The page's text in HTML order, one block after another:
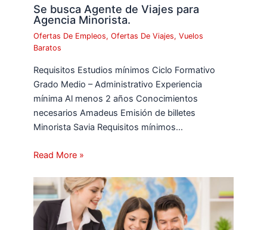
Se busca Agente de Viajes para
Agencia Minorista.
Ofertas De Empleos,Ofertas De Viajes,Vuelos
Baratos
Requisitos Estudios mínimos Ciclo Formativo
Grado Medio – Administrativo Experiencia
mínima Al menos 2 años Conocimientos
necesarios Amadeus Emisión de billetes
Minorista Savia Requisitos mínimos…
Read More »